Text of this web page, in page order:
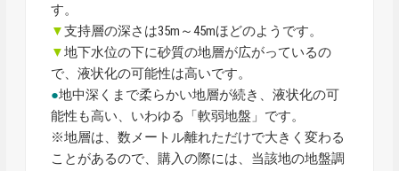
す。
▼支持層の深さは35m～45mほどのようです。
▼地下水位の下に砂質の地層が広がっているの
で、液状化の可能性は高いです。
●地中深くまで柔らかい地層が続き、液状化の可
能性も高い、いわゆる「軟弱地盤」です。
※地層は、数メートル離れただけで大きく変わる
ことがあるので、購入の際には、当該地の地盤調